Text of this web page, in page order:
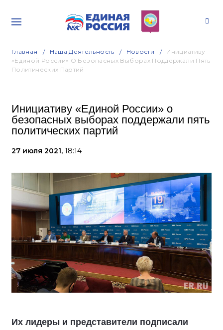
Главная Наша Деятельность Новости
Инициативу
«Единой России» О Безопасных Выборах Поддержали Пять
Политических Партий
Инициативу «Единой России» о
безопасных выборах поддержали пять
политических партий
27 июля 2021, 18:14
Их лидеры и представители подписали